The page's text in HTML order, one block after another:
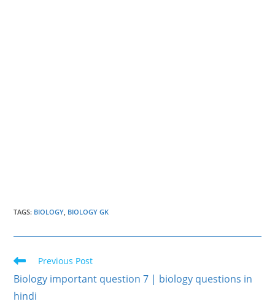
TAGS: BIOLOGY, BIOLOGY GK
Read
more
articles
Previous Post
Biology important question 7 | biology questions in
hindi